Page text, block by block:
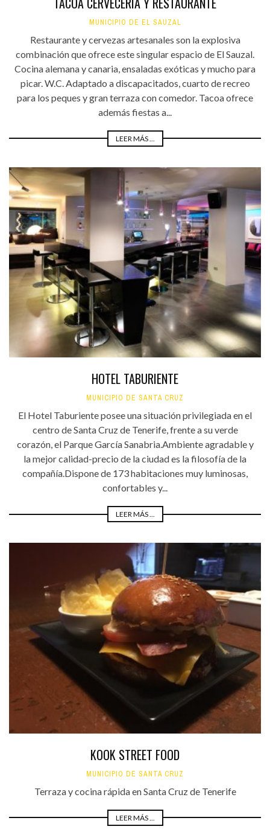
MUNICIPIO DE EL SAUZAL
Restaurante y cervezas artesanales son la explosiva
combinación que ofrece este singular espacio de El Sauzal.
Cocina alemana y canaria, ensaladas exóticas y mucho para
picar. W.C. Adaptado a discapacitados, cuarto de recreo
para los peques y gran terraza con comedor. Tacoa ofrece
además fiestas a...
LEER MÁS ...
HOTEL TABURIENTE
MUNICIPIO DE SANTA CRUZ
El Hotel Taburiente posee una situación privilegiada en el
centro de Santa Cruz de Tenerife, frente a su verde
corazón, el Parque García Sanabria.Ambiente agradable y
la mejor calidad-precio de la ciudad es la filosofía de la
compañía.Dispone de 173 habitaciones muy luminosas,
confortables y...
LEER MÁS ...
KOOK STREET FOOD
MUNICIPIO DE SANTA CRUZ
Terraza y cocina rápida en Santa Cruz de Tenerife
LEER MÁS ...